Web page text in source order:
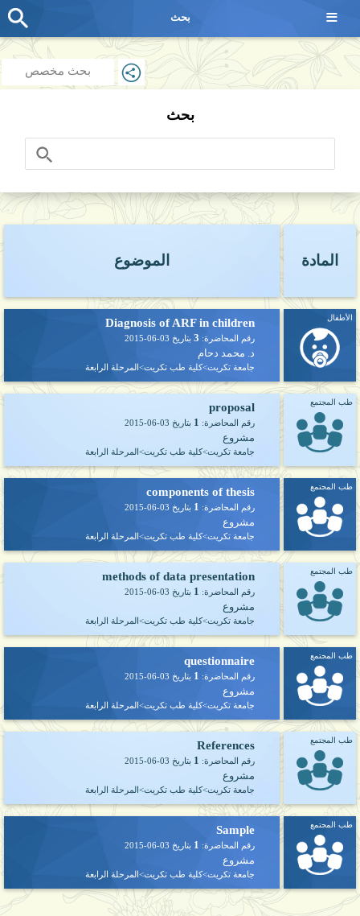
بحث مخصص
بحث
المادة الموضوع
الأطفال Diagnosis of ARF in children
رقم المحاضرة: 3بتاريخ 2015-06-03
د. محمد دحام
جامعة تكريت>كلية طب تكريت>المرحلة الرابعة
طب المجتمع proposal
رقم المحاضرة: 1 بتاريخ 2015-06-03
مشروع
جامعة تكريت>كلية طب تكريت>المرحلة الرابعة
طب المجتمع components of thesis
رقم المحاضرة: 1 بتاريخ 2015-06-03
مشروع
جامعة تكريت>كلية طب تكريت>المرحلة الرابعة
طب المجتمع methods of data presentation
رقم المحاضرة: 1 بتاريخ 2015-06-03
مشروع
جامعة تكريت>كلية طب تكريت>المرحلة الرابعة
طب المجتمع questionnaire
رقم المحاضرة: 1 بتاريخ 2015-06-03
مشروع
جامعة تكريت>كلية طب تكريت>المرحلة الرابعة
طب المجتمع References
رقم المحاضرة: 1 بتاريخ 2015-06-03
مشروع
جامعة تكريت>كلية طب تكريت>المرحلة الرابعة
طب المجتمع Sample
رقم المحاضرة: 1 بتاريخ 2015-06-03
مشروع
جامعة تكريت>كلية طب تكريت>المرحلة الرابعة
≡ بحث